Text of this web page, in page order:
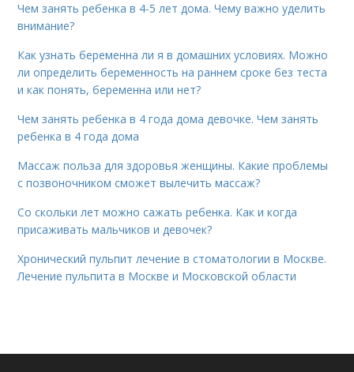
Чем занять ребенка в 4-5 лет дома. Чему важно уделить
внимание?
Как узнать беременна ли я в домашних условиях. Можно
ли определить беременность на раннем сроке без теста
и как понять, беременна или нет?
Чем занять ребенка в 4 года дома девочке. Чем занять
ребенка в 4 года дома
Массаж польза для здоровья женщины. Какие проблемы
с позвоночником сможет вылечить массаж?
Со скольки лет можно сажать ребенка. Как и когда
присаживать мальчиков и девочек?
Хронический пульпит лечение в стоматологии в Москве.
Лечение пульпита в Москве и Московской области